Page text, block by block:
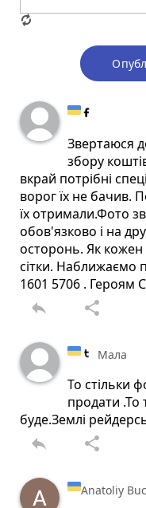
Звертаюся
збору
вкрай потрібні
ворог їх не бачив.
їх отримали.Фото
обов'язково і на
осторонь. Як кожен
сітки. Наближаємо
1601 5706 . Героям
reply share
Мала
То стільки
продати .То
буде.Землі
reply share
Anatoliy